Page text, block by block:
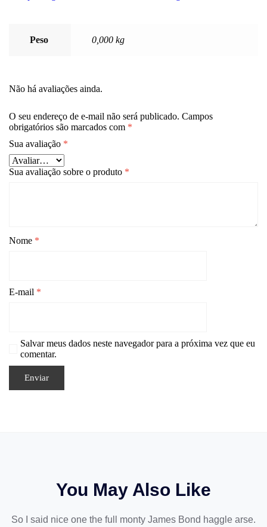
Peso 0,000 kg
Não há avaliações ainda.
O seu endereço de e-mail não será publicado. Campos
obrigatórios são marcados com *
Sua avaliação *
Sua avaliação sobre o produto *
Nome *
E-mail *
Salvar meus dados neste navegador para a próxima vez que eu
comentar.
You May Also Like
So I said nice one the full monty James Bond haggle arse.